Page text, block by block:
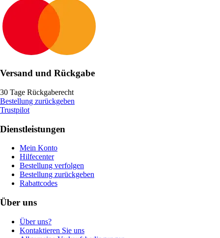
Versand und Rückgabe
30 Tage Rückgaberecht
Bestellung zurückgeben
Trustpilot
Dienstleistungen
Mein Konto
Hilfecenter
Bestellung verfolgen
Bestellung zurückgeben
Rabattcodes
Über uns
Über uns?
Kontaktieren Sie uns